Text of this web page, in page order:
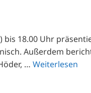
bis 18.00 Uhr
Außerdem
… Weiterlesen